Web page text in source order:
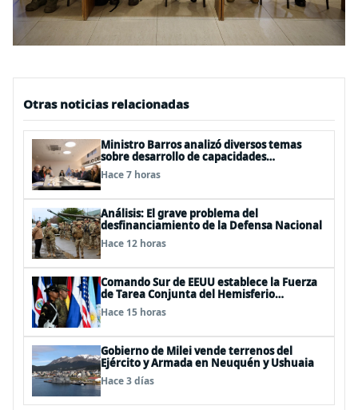
Otras noticias relacionadas
Ministro Barros analizó diversos temas
sobre desarrollo de capacidades
estratégicas en sesión del Consejo de
Política Espacial
Hace 7 horas
Análisis: El grave problema del
desfinanciamiento de la Defensa Nacional
Hace 12 horas
Comando Sur de EEUU establece la Fuerza
de Tarea Conjunta del Hemisferio
Occidental: Incluye a Chile
Hace 15 horas
Gobierno de Milei vende terrenos del
Ejército y Armada en Neuquén y Ushuaia
Hace 3 días